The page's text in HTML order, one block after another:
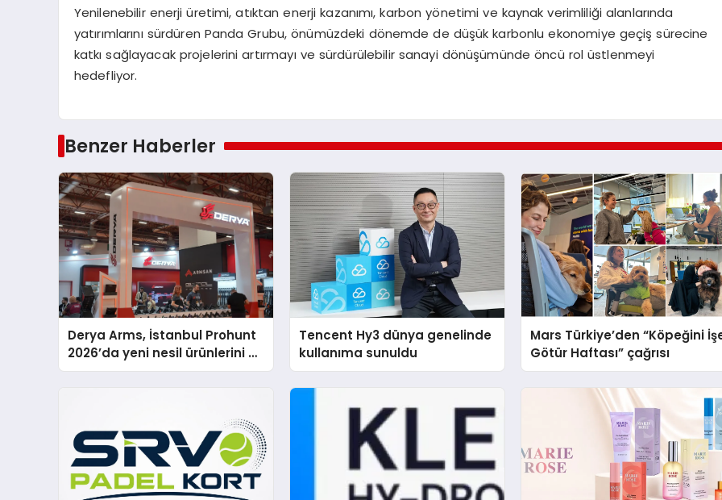
Yenilenebilir enerji üretimi, atıktan enerji kazanımı, karbon yönetimi ve kaynak verimliliği alanlarında
yatırımlarını sürdüren Panda Grubu, önümüzdeki dönemde de düşük karbonlu ekonomiye geçiş sürecine
katkı sağlayacak projelerini artırmayı ve sürdürülebilir sanayi dönüşümünde öncü rol üstlenmeyi
hedefliyor.
Benzer Haberler
Derya Arms, İstanbul Prohunt
2026’da yeni nesil ürünlerini ve
global marka vizyonunu
Tencent Hy3 dünya genelinde
kullanıma sunuldu
Mars Türkiye’den “Köpeğini
Götür Haftası” çağrısı